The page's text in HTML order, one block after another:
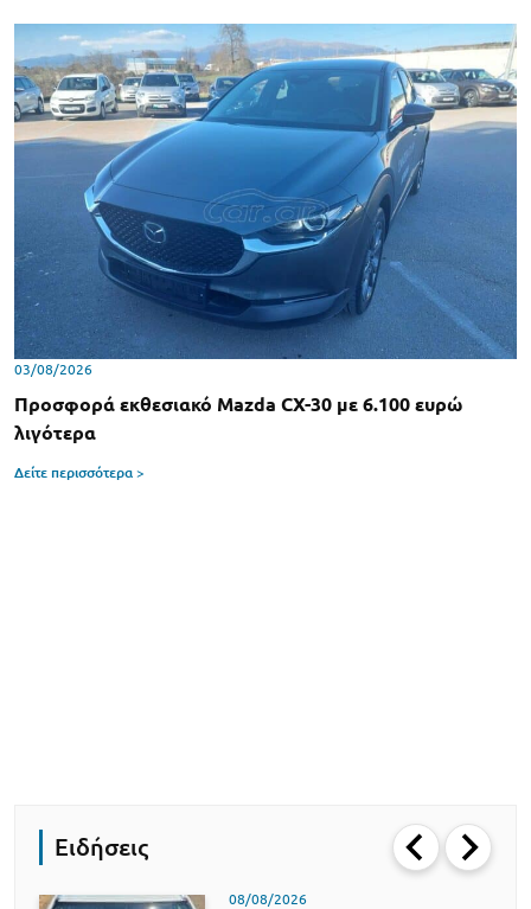
03/08/2026
Προσφορά εκθεσιακό Mazda CX-30 με 6.100 ευρώ
λιγότερα
Δείτε περισσότερα >
Ειδήσεις
08/08/2026